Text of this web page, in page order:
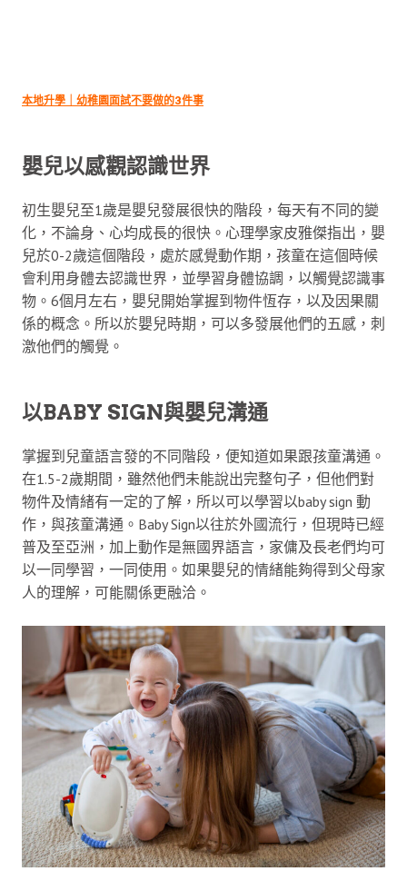
本地升學｜幼稚園面試不要做的3件事
嬰兒以感觀認識世界
初生嬰兒至1歲是嬰兒發展很快的階段，每天有不同的變
化，不論身、心均成長的很快。心理學家皮雅傑指出，嬰
兒於0-2歲這個階段，處於感覺動作期，孩童在這個時候
會利用身體去認識世界，並學習身體協調，以觸覺認識事
物。6個月左右，嬰兒開始掌握到物件恆存，以及因果關
係的概念。所以於嬰兒時期，可以多發展他們的五感，刺
激他們的觸覺。
以BABY SIGN與嬰兒溝通
掌握到兒童語言發的不同階段，便知道如果跟孩童溝通。
在1.5-2歲期間，雖然他們未能說出完整句子，但他們對
物件及情緒有一定的了解，所以可以學習以baby sign 動
作，與孩童溝通。Baby Sign以往於外國流行，但現時已經
普及至亞洲，加上動作是無國界語言，家傭及長老們均可
以一同學習，一同使用。如果嬰兒的情緒能夠得到父母家
人的理解，可能關係更融洽。